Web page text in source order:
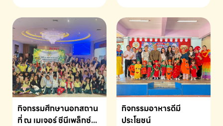
อนุบาล EP K3 โรงเรียนโชคชัย
แข่งขันคณิตศาสตร์และคณิตคิด
เร็วนานาชาติ ครั้งที่ 46 ประจำปี
2569 ณ ประเทศสิงคโปร์
INTERNATIONAL
MATHEMATICS AND
MENTAL ARITHMETIC
COMPETITION 2026 - ถ้วย
รางวัลรองชนะเลิศอันดับที่ 2
Mental Arithmetic
Competition K2 - ถ้วยรางวัล
รองชนะเลิศอันดับที่ 2 Mental
กิจกรรมศึกษานอกสถาน
ที่ ณ เมเจอร์ ซีนีเพล็กซ์
กิจกรรมอาหารดีมี
ประโยชน์